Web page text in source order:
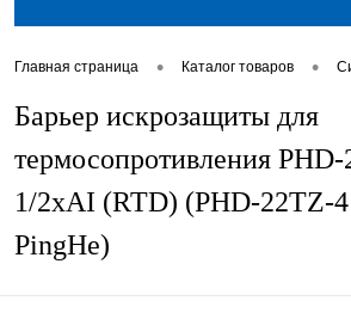
Главная страница • Каталог товаров •
Барьер искрозащиты для
термосопротивления
1/2хAI (RTD) (PHD-22TZ-
PingHe)